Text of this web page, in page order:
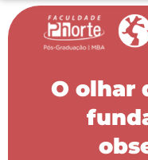
O olhar